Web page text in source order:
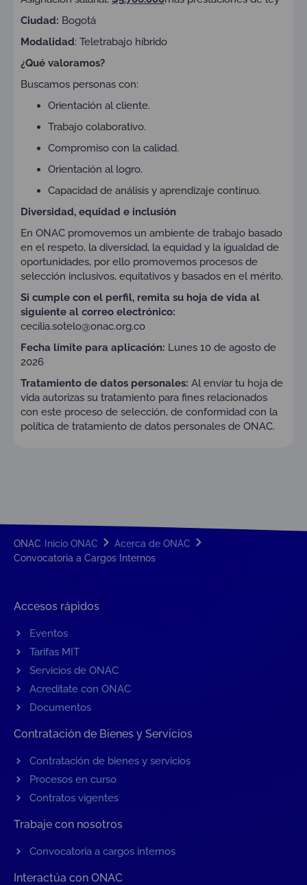
Ciudad: Bogotá
Modalidad: Teletrabajo híbrido
¿Qué valoramos?
Buscamos personas con:
Orientación al cliente.
Trabajo colaborativo.
Compromiso con la calidad.
Orientación al logro.
Capacidad de análisis y aprendizaje continuo.
Diversidad, equidad e inclusión
En ONAC promovemos un ambiente de trabajo basado
en el respeto, la diversidad, la equidad y la igualdad de
oportunidades, por ello promovemos procesos de
selección inclusivos, equitativos y basados en el mérito.
Si cumple con el perfil, remita su hoja de vida al
siguiente al correo electrónico:
cecilia.sotelo@onac.org.co
Fecha límite para aplicación: Lunes 10 de agosto de
2026
Tratamiento de datos personales: Al enviar tu hoja de
vida autorizas su tratamiento para fines relacionados
con este proceso de selección, de conformidad con la
política de tratamiento de datos personales de ONAC.
ONAC Inicio ONAC
Acerca de ONAC
Convocatoria a Cargos Internos
Accesos rápidos
Eventos
Tarifas MIT
Servicios de ONAC
Acredítate con ONAC
Documentos
Contratación de Bienes y Servicios
Contratación de bienes y servicios
Procesos en curso
Contratos vigentes
Trabaje con nosotros
Convocatoria a cargos internos
Interactúa con ONAC